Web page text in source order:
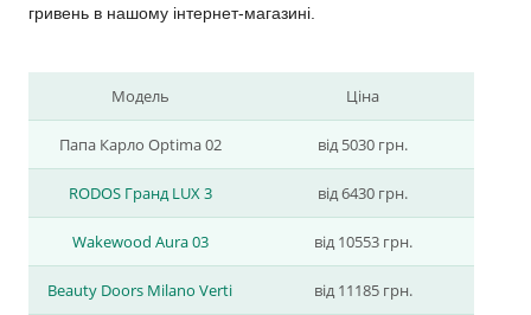
гривень в нашому інтернет-магазині.
Модель Ціна
Папа Карло Optima 02 від 5030 грн.
RODOS Гранд LUX 3 від 6430 грн.
Wakewood Aura 03 від 10553 грн.
Beauty Doors Milano Vertі від 11185 грн.